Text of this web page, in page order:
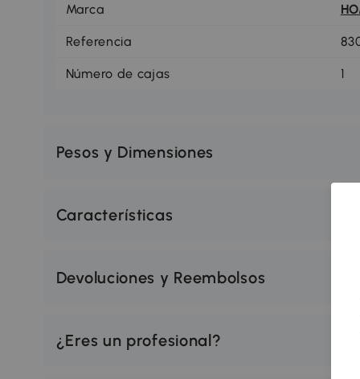
Marca
Referencia
Número de cajas 1
Pesos y Dimensiones
Características
Devoluciones y Reembolsos
¿Eres un profesional?